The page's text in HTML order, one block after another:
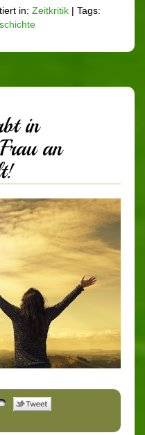
in: Zeitkritik | Tags:
in
an